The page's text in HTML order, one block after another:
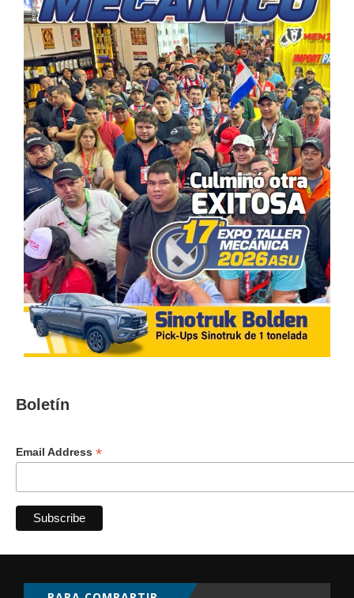
Boletín
Email Address *